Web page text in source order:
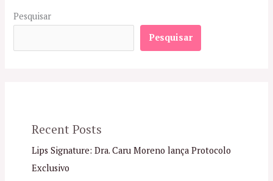
Pesquisar
Pesquisar
Recent Posts
Lips Signature: Dra. Caru Moreno lança Protocolo
Exclusivo